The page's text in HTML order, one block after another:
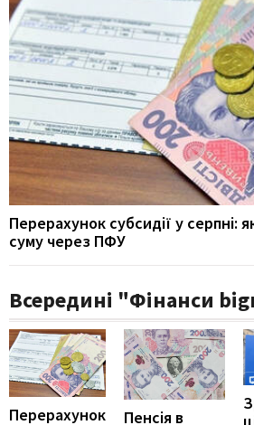
Перерахунок субсидії у серпні:
суму через ПФУ
Всередині "Фінанси
Перерахунок
Пенсія в